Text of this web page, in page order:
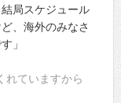
局スケジュール
、海外のみなさ
」
れていますから